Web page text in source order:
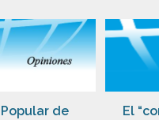
de
El